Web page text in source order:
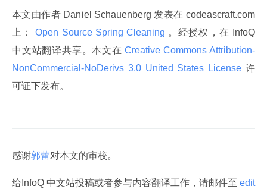
本文由作者 Daniel Schauenberg 发表在 codeascraft.com
上：
Open Source Spring Cleaning 。经授权，在 InfoQ
中文站翻译共享。本文在 Creative Commons Attribution-
NonCommercial-NoDerivs 3.0 United States License 许
可证下发布。
感谢郭蕾对本文的审校。
给InfoQ 中文站投稿或者参与内容翻译工作，请邮件至 edit